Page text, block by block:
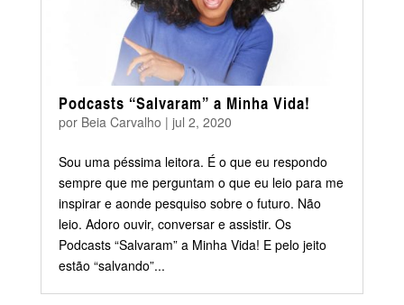
Podcasts “Salvaram” a Minha Vida!
por Beia Carvalho | jul 2, 2020
Sou uma péssima leitora. É o que eu respondo
sempre que me perguntam o que eu leio para me
inspirar e aonde pesquiso sobre o futuro. Não
leio. Adoro ouvir, conversar e assistir. Os
Podcasts “Salvaram” a Minha Vida! E pelo jeito
estão “salvando”...